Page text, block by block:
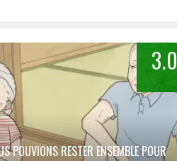
3.0
POUVIONS RESTER ENSEMBLE POUR